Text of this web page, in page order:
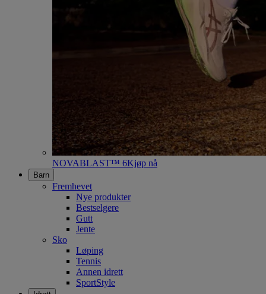
NOVABLAST™ 6Kjøp nå
Barn
Fremhevet
Nye produkter
Bestselgere
Gutt
Jente
Sko
Løping
Tennis
Annen idrett
SportStyle